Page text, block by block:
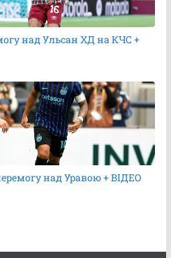
над Ульсан ХД на КЧС +
над Уравою + ВІДЕО